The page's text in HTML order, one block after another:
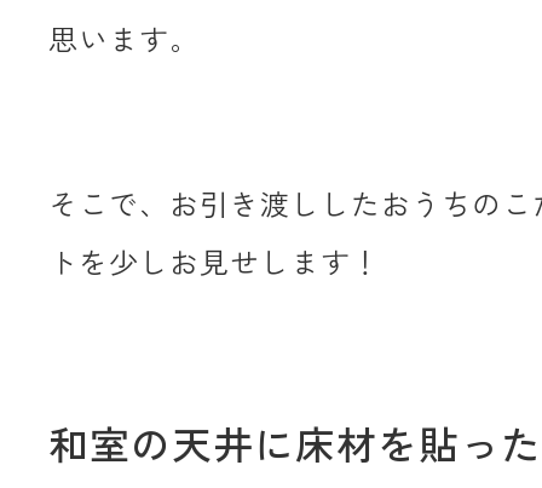
思います。
そこで、お引き渡ししたおうちの
トを少しお見せします！
和室の天井に床材を貼っ